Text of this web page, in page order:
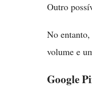
Outro
No entanto,
volume e
Google